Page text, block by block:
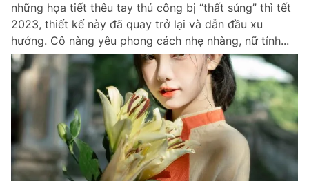
những họa tiết thêu tay thủ công bị “thất sủng” thì tết
2023, thiết kế này đã quay trở lại và dẫn đầu xu
hướng. Cô nàng yêu phong cách nhẹ nhàng, nữ tính...